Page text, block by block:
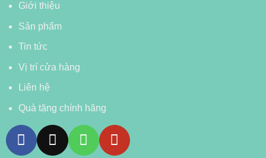
Giới thiệu
Sản phẩm
Tin tức
Vị trí cửa hàng
Liên hệ
Quà tặng chính hãng